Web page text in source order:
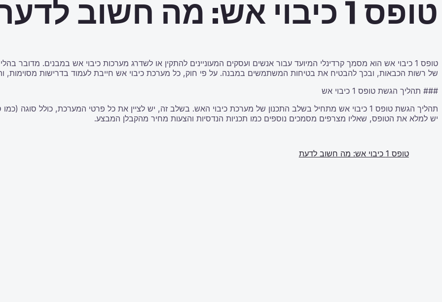
טופס 1 כיבוי אש: מה חשוב לדעת
טופס 1 כיבוי אש הוא מסמך קרדינלי המיועד עבור אנשים ועסקים המעוניינים להתקין או לשדרג מערכות כיבוי אש במבנים.
של רשות הכבאות, ובכך להבטיח את בטיחות המשתמשים במבנה. על פי חוק, כל מערכת כיבוי אש חייבת לעמוד בדרישות מסוימות, והגשת טופס 1 היא חלק
### תהליך הגשת טופס 1 כיבוי אש
תהליך הגשת טופס 1 כיבוי אש מתחיל בשלב התכנון של מערכת כיבוי האש. בשלב זה, יש לציין את כל פרטי המערכת, כולל
יש למלא את הטופס, שאליו מצרפים מסמכים נוספים כמו תכניות הנדסיות והצעות מחיר מהקבלן המבצע.
טופס 1 כיבוי אש: מה חשוב לדעת